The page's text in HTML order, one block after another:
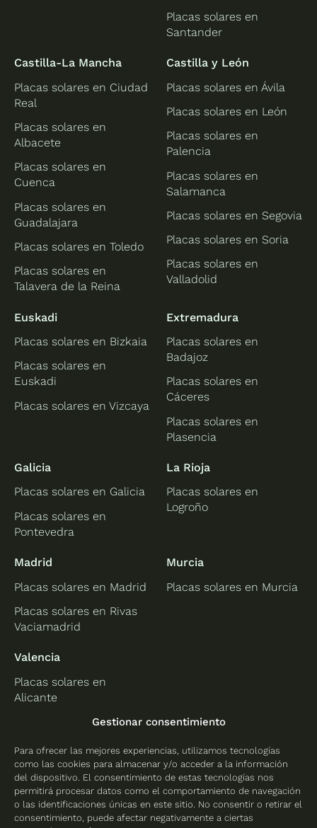
Gestionar consentimiento
Para ofrecer las mejores experiencias, utilizamos tecnologías
como las cookies para almacenar y/o acceder a la información
del dispositivo. El consentimiento de estas tecnologías nos
permitirá procesar datos como el comportamiento de navegación
o las identificaciones únicas en este sitio. No consentir o retirar el
consentimiento, puede afectar negativamente a ciertas
Placas solares en
Santander
Castilla-La Mancha
Placas solares en Ciudad
Real
Placas solares en
Albacete
Placas solares en
Cuenca
Placas solares en
Guadalajara
Placas solares en Toledo
Placas solares en
Talavera de la Reina
Castilla y León
Placas solares en Ávila
Placas solares en León
Placas solares en
Palencia
Placas solares en
Salamanca
Placas solares en Segovia
Placas solares en Soria
Placas solares en
Valladolid
Euskadi
Placas solares en Bizkaia
Placas solares en
Euskadi
Placas solares en Vizcaya
Extremadura
Placas solares en
Badajoz
Placas solares en
Cáceres
Placas solares en
Plasencia
Galicia
Placas solares en Galicia
Placas solares en
Pontevedra
La Rioja
Placas solares en
Logroño
Madrid
Placas solares en Madrid
Placas solares en Rivas
Vaciamadrid
Murcia
Placas solares en Murcia
Valencia
Placas solares en
Alicante
Placas solares en
Placas solares en
Valencia